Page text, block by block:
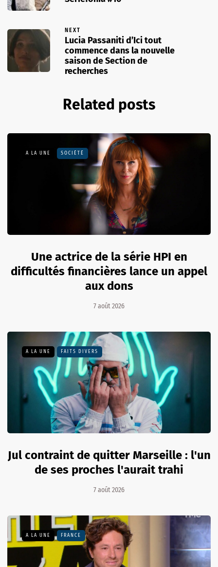
NEXT
Lucia Passaniti d’Ici tout
commence dans la nouvelle
saison de Section de
recherches
Related posts
A LA UNE SOCIÉTÉ
Une actrice de la série HPI en
difficultés financières lance un appel
aux dons
7 août 2026
A LA UNE FAITS DIVERS
Jul contraint de quitter Marseille : l'un
de ses proches l'aurait trahi
7 août 2026
A LA UNE FRANCE